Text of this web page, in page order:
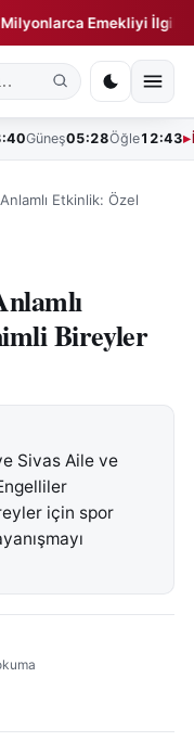
Emekliyi
Güneş05:28Öğle12:43
Etkinlik: Özel
Bireyler
Sivas Aile ve
için spor